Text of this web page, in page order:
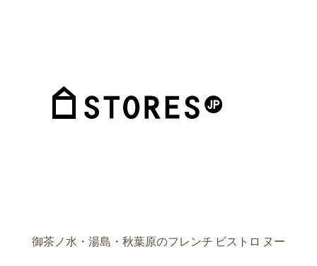
御茶ノ水・湯島・秋葉原のフレンチ ビストロ ヌー